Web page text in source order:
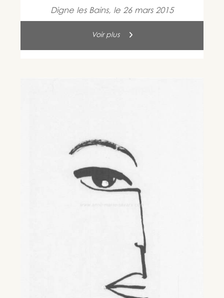
Digne les Bains, le 26 mars 2015
Voir plus